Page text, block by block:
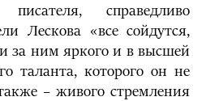
справедливо
Лескова «все сойдутся,
за ним яркого и в высшей
таланта, которого он не
– живого стремления